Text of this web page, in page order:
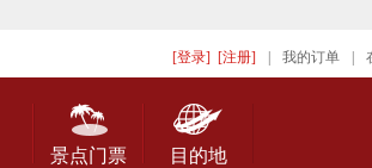
[登录] [注册] 我的订单
景点门票 目的地